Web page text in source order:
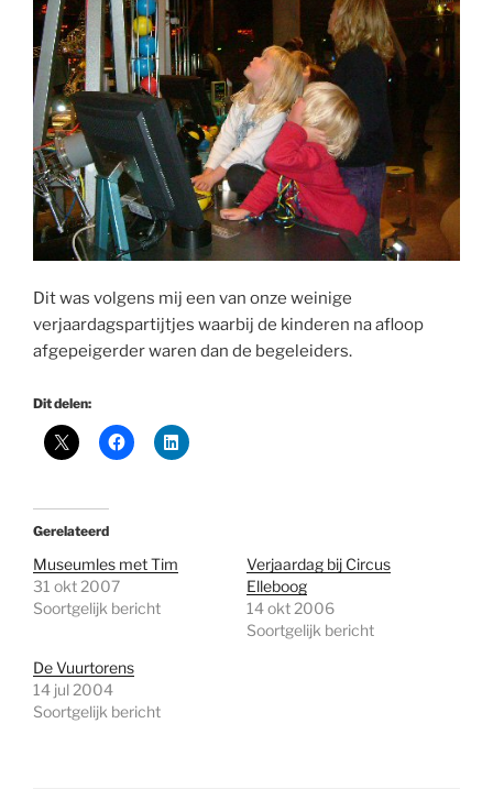
Dit was volgens mij een van onze weinige
verjaardagspartijtjes waarbij de kinderen na afloop
afgepeigerder waren dan de begeleiders.
Dit delen:
Gerelateerd
Museumles met Tim
31 okt 2007
Soortgelijk bericht
Verjaardag bij Circus
Elleboog
14 okt 2006
Soortgelijk bericht
De Vuurtorens
14 jul 2004
Soortgelijk bericht